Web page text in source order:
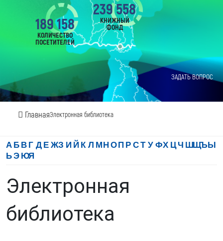
ЗАДАТЬ ВОПРОС
ГлавнаяЭлектронная библиотека
189 158
КОЛИЧЕСТВО
ПОСЕТИТЕЛЕЙ
239 558
КНИЖНЫЙ
ФОНД
АБВГ ДЕЖЗ И Й К Л МНОП РСТ УФХ ЦЧ ШЩЪЫ
ЬЭЮЯ
Электронная
библиотека